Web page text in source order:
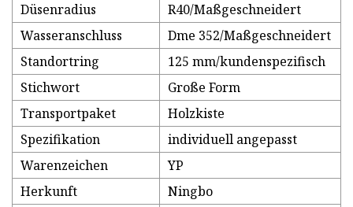
Düsenradius
R40/Maßgeschneidert
Wasseranschluss
Dme 352/Maßgeschneidert
Standortring
125 mm/kundenspezifisch
Stichwort
Große Form
Transportpaket
Holzkiste
Spezifikation
individuell angepasst
Warenzeichen
YP
Herkunft
Ningbo